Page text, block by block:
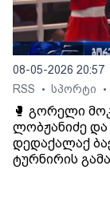
08-05-2026 20:57
RSS
• სპორტი •
🥊 გორელი
ლობჟანიძე და
დედაქალაქ
ტურნირის